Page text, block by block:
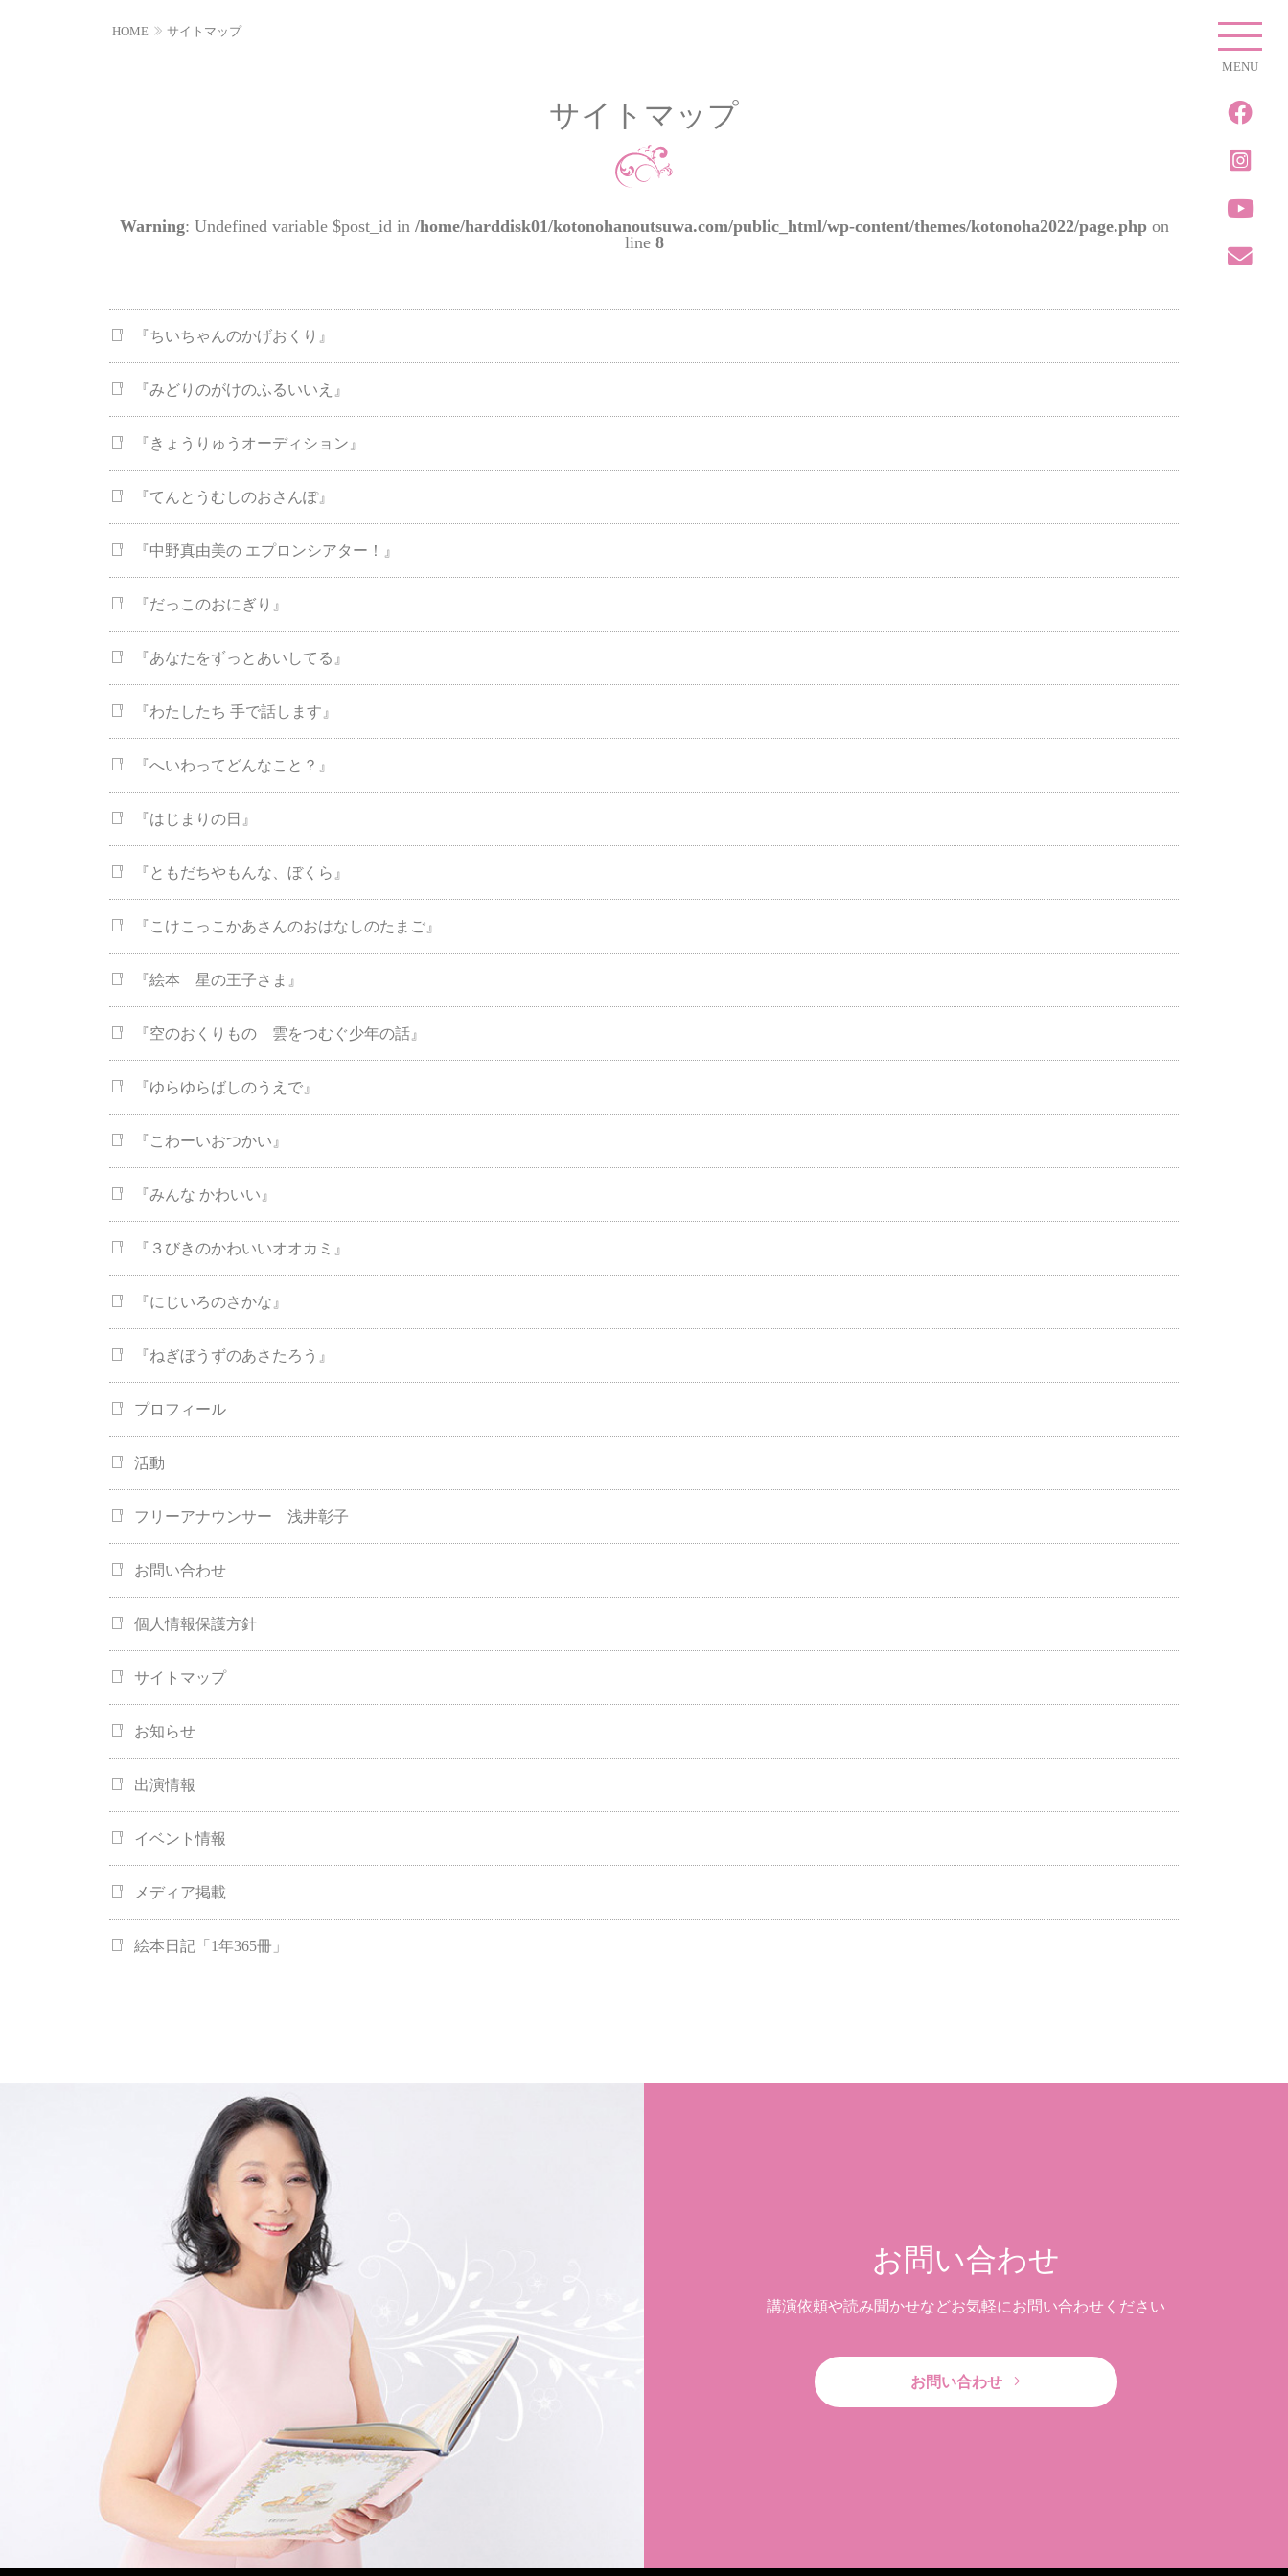
MENU
HOME サイトマップ
サイトマップ
Warning: Undefined variable $post_id in /home/harddisk01/kotonohanoutsuwa.com/public_html/wp-content/themes/kotonoha2022/page.phpon
line 8
『ちいちゃんのかげおくり』
『みどりのがけのふるいいえ』
『きょうりゅうオーディション』
『てんとうむしのおさんぽ』
『中野真由美の エプロンシアター！』
『だっこのおにぎり』
『あなたをずっとあいしてる』
『わたしたち 手で話します』
『へいわってどんなこと？』
『はじまりの日』
『ともだちやもんな、ぼくら』
『こけこっこかあさんのおはなしのたまご』
『絵本 星の王子さま』
『空のおくりもの 雲をつむぐ少年の話』
『ゆらゆらばしのうえで』
『こわーいおつかい』
『みんな かわいい』
『３びきのかわいいオオカミ』
『にじいろのさかな』
『ねぎぼうずのあさたろう』
プロフィール
活動
フリーアナウンサー 浅井彰子
お問い合わせ
個人情報保護方針
サイトマップ
お知らせ
出演情報
イベント情報
メディア掲載
絵本日記「1年365冊」
お問い合わせ
講演依頼や読み聞かせなどお気軽にお問い合わせください
お問い合わせ